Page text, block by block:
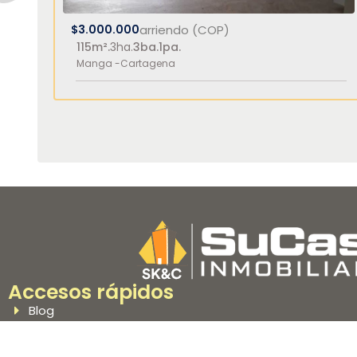
arriendo (COP)
$3.000.000
115m².3ha.3ba.1pa.
Manga -Cartagena
Accesos rápidos
Blog